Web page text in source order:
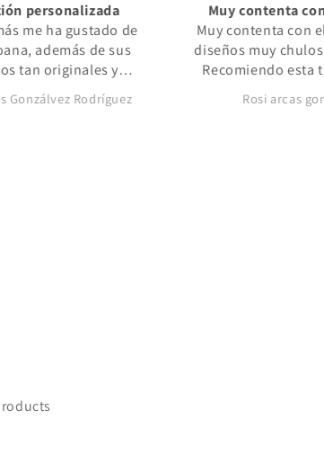
de
de sus
y
tenido
Muy contenta con el pedido
Muy contenta con el pedido, los
diseños muy chulos y originales.
Recomiendo esta tienda 100%
Rosi arcas gonzalez